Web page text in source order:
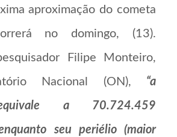
aproximação do cometa
no domingo, (13).
Filipe Monteiro,
Nacional (ON), “a
a 70.724.459
seu periélio (maior